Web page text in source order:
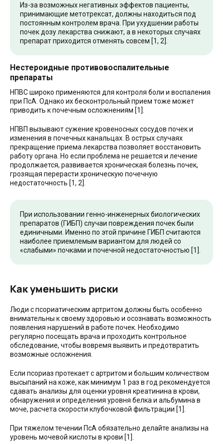
Из-за возможных негативных эффектов пациенты,
принимающие метотрексат, должны находиться под
постоянным контролем врача. При ухудшении работы
почек дозу лекарства снижают, а в некоторых случаях
препарат приходится отменять совсем [1, 2].
Нестероидные противовоспалительные
препараты
НПВС широко применяются для контроля боли и воспаления
при ПсА. Однако их бесконтрольный прием тоже может
приводить к почечным осложнениям [1].
НПВП вызывают сужение кровеносных сосудов почек и
изменения в почечных канальцах. В острых случаях
прекращение приема лекарства позволяет восстановить
работу органа. Но если проблема не решается и лечение
продолжается, развивается хроническая болезнь почек,
грозящая перерасти хроническую почечную
недостаточность [1, 2].
При использовании генно-инженерных биологических
препаратов (ГИБП) случаи повреждения почек были
единичными. Именно по этой причине ГИБП считаются
наиболее приемлемым вариантом для людей со
«слабыми» почками и почечной недостаточностью [1].
Как уменьшить риски
Люди с псориатическим артритом должны быть особенно
внимательны к своему здоровью и осознавать возможность
появления нарушений в работе почек. Необходимо
регулярно посещать врача и проходить контрольное
обследование, чтобы вовремя выявить и предотвратить
возможные осложнения.
Если псориаз протекает с артритом и большим количеством
высыпаний на коже, как минимум 1 раз в год рекомендуется
сдавать анализы для оценки уровня креатинина в крови,
обнаружения и определения уровня белка и альбумина в
моче, расчета скорости клубочковой фильтрации [1].
При тяжелом течении ПсА обязательно делайте анализы на
уровень мочевой кислоты в крови [1].